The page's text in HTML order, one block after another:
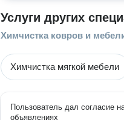
Услуги других
Химчистка ковров и
Химчистка мягкой мебели
Пользователь дал согласие
объявлениях